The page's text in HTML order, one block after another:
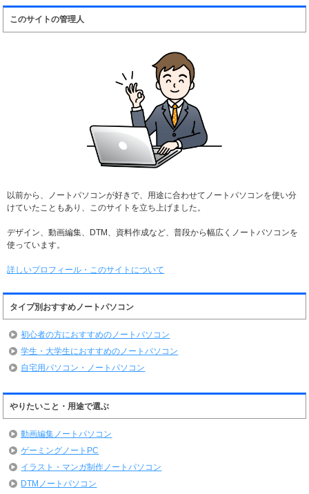
このサイトの管理人
以前から、ノートパソコンが好きで、用途に合わせてノートパソコンを使い分
けていたこともあり、このサイトを立ち上げました。
デザイン、動画編集、DTM、資料作成など、普段から幅広くノートパソコンを
使っています。
詳しいプロフィール・このサイトについて
タイプ別おすすめノートパソコン
初心者の方におすすめのノートパソコン
学生・大学生におすすめのノートパソコン
自宅用パソコン・ノートパソコン
やりたいこと・用途で選ぶ
動画編集ノートパソコン
ゲーミングノートPC
イラスト・マンガ制作ノートパソコン
DTMノートパソコン